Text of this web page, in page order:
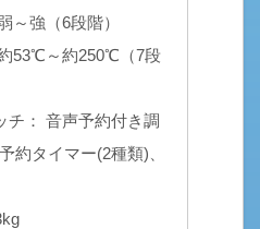
～強（6段階）
53℃～約250℃（7段
チ： 音声予約付き調
約タイマー(2種類)、